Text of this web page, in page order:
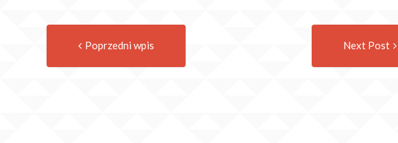
navigation
Poprzedni wpis Next Post